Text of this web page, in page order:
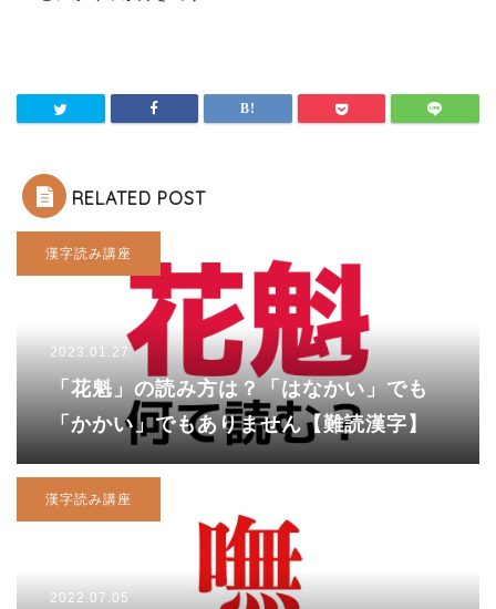
RELATED POST
漢字読み講座
2023.01.27
「花魁」の読み方は？「はなかい」でも
「かかい」でもありません【難読漢字】
漢字読み講座
2022.07.05